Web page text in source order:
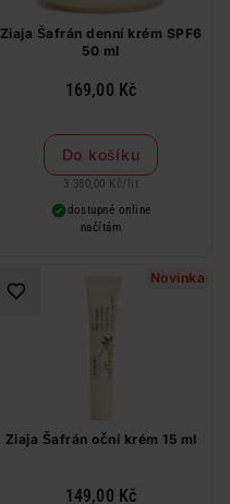
Ziaja Šafrán denní krém SPF6
50 ml
169,00 Kč
Do košíku
3 380,00 Kč/ lit
dostupné online
načítám
Novinka
Ziaja Šafrán oční krém 15 ml
149,00 Kč